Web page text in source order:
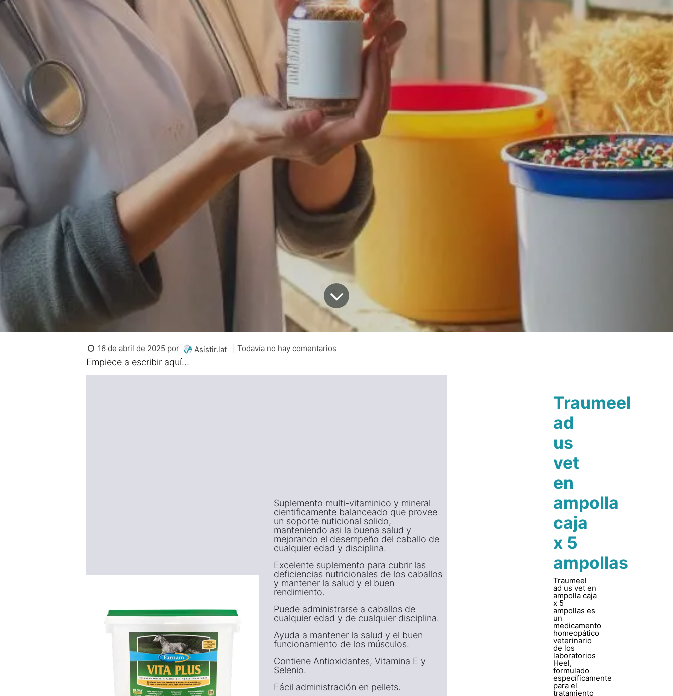
16 de abril de 2025 por Asistir.lat | Todavía no hay comentarios
Empiece a escribir aquí...
Suplemento multi-vitaminico y mineral
cientificamente balanceado que provee
un soporte nuticional solido,
manteniendo asi la buena salud y
mejorando el desempeño del caballo de
cualquier edad y disciplina.
Excelente suplemento para cubrir las
deficiencias nutricionales de los caballos
y mantener la salud y el buen
rendimiento.
Puede administrarse a caballos de
cualquier edad y de cualquier disciplina.
Ayuda a mantener la salud y el buen
funcionamiento de los músculos.
Contiene Antioxidantes, Vitamina E y
Selenio.
Fácil administración en pellets.
Traumeel
ad
us
vet
en
ampolla
caja
x 5
ampollas
Traumeel
ad us vet en
ampolla caja
x 5
ampollas es
un
medicamento
homeopático
veterinario
de los
laboratorios
Heel,
formulado
específicamente
para el
tratamiento